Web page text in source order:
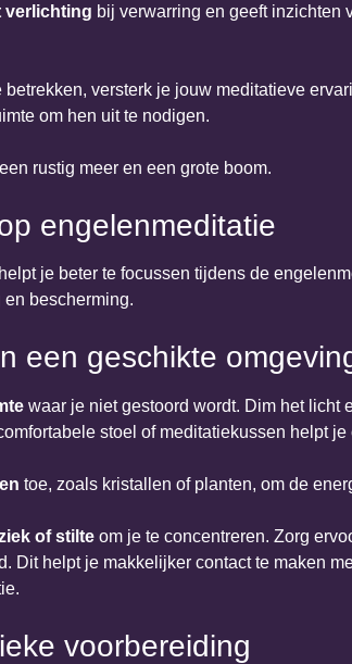
verlichting bij verwarring en geeft inzichten
versterk je jouw meditatieve
om hen uit te nodigen.
engelenmeditatie
je beter te focussen tijdens de
bescherming.
een geschikte
waar je niet gestoord wordt. Dim het licht
stoel of meditatiekussen helpt je
toe, zoals kristallen of planten, om de
of stilte om je te concentreren. Zorg
Dit helpt je makkelijker contact te maken
voorbereiding